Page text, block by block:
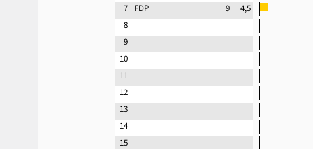
7 FDP 9
4,5
8
9
10
11
12
13
14
15